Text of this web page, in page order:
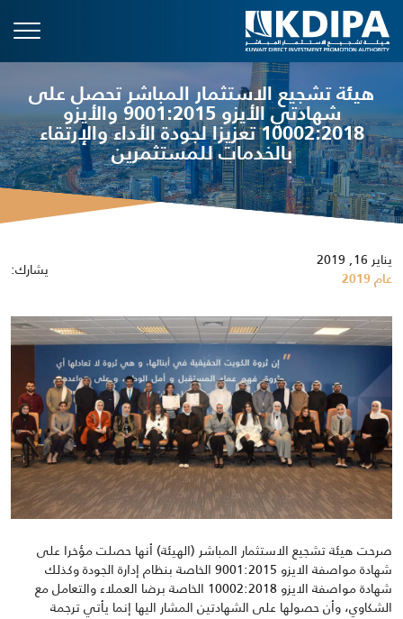
هيئة تشجيع الاستثمار المباشر تحصل على
شهادتي الأيزو 9001:2015 والأيزو
10002:2018 تعزيزا لجودة الأداء والإرتقاء
بالخدمات للمستثمرين
يناير 16, 2019
عام 2019 يشارك:
صرحت هيئة تشجيع الاستثمار المباشر (الهيئة) أنها حصلت مؤخرا على
شهادة مواصفة الايزو 9001:2015 الخاصة بنظام إدارة الجودة وكذلك
شهادة مواصفة الايزو 10002:2018 الخاصة برضا العملاء والتعامل مع
الشكاوي، وأن حصولها على الشهادتين المشار اليها إنما يأتي ترجمة